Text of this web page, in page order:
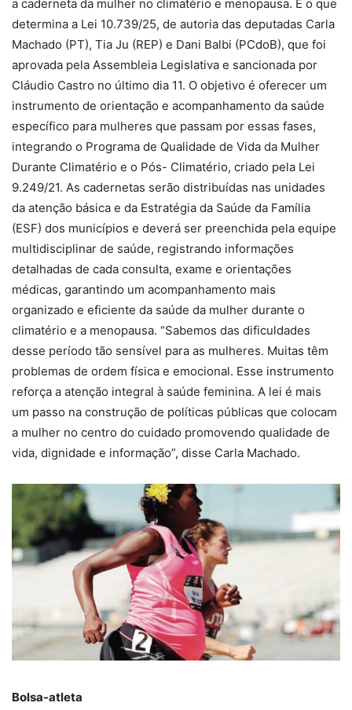
a caderneta da mulher no climatério e menopausa. É o que
determina a Lei 10.739/25, de autoria das deputadas Carla
Machado (PT), Tia Ju (REP) e Dani Balbi (PCdoB), que foi
aprovada pela Assembleia Legislativa e sancionada por
Cláudio Castro no último dia 11. O objetivo é oferecer um
instrumento de orientação e acompanhamento da saúde
específico para mulheres que passam por essas fases,
integrando o Programa de Qualidade de Vida da Mulher
Durante Climatério e o Pós- Climatério, criado pela Lei
9.249/21. As cadernetas serão distribuídas nas unidades
da atenção básica e da Estratégia da Saúde da Família
(ESF) dos municípios e deverá ser preenchida pela equipe
multidisciplinar de saúde, registrando informações
detalhadas de cada consulta, exame e orientações
médicas, garantindo um acompanhamento mais
organizado e eficiente da saúde da mulher durante o
climatério e a menopausa. “Sabemos das dificuldades
desse período tão sensível para as mulheres. Muitas têm
problemas de ordem física e emocional. Esse instrumento
reforça a atenção integral à saúde feminina. A lei é mais
um passo na construção de políticas públicas que colocam
a mulher no centro do cuidado promovendo qualidade de
vida, dignidade e informação”, disse Carla Machado.
Bolsa-atleta